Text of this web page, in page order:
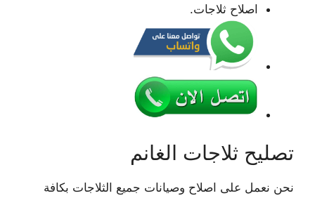
اصلاح ثلاجات.
تصليح ثلاجات الغانم
نحن نعمل على اصلاح وصيانات جميع الثلاجات بكافة